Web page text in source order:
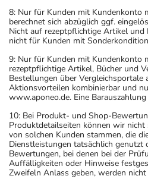
8: Nur für Kunden mit Kundenkonto
berechnet sich abzüglich ggf.
Nicht auf rezeptpflichtige Artikel
nicht für Kunden mit
9: Nur für Kunden mit Kundenkonto
rezeptpflichtige Artikel, Bücher und
Bestellungen über Vergleichsportale
Aktionsvorteilen kombinierbar und
www.aponeo.de. Eine
10: Bei Produkt- und Shop-
Produktdetailseiten können wir nicht
von solchen Kunden stammen, die
Dienstleistungen tatsächlich genutzt
Bewertungen, bei denen bei der
Auffälligkeiten oder Hinweise
Zweifeln Anlass geben, werden